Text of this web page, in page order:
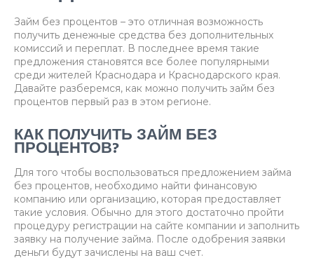
Займ без процентов – это отличная возможность
получить денежные средства без дополнительных
комиссий и переплат. В последнее время такие
предложения становятся все более популярными
среди жителей Краснодара и Краснодарского края.
Давайте разберемся, как можно получить займ без
процентов первый раз в этом регионе.
КАК ПОЛУЧИТЬ ЗАЙМ БЕЗ
ПРОЦЕНТОВ?
Для того чтобы воспользоваться предложением займа
без процентов, необходимо найти финансовую
компанию или организацию, которая предоставляет
такие условия. Обычно для этого достаточно пройти
процедуру регистрации на сайте компании и заполнить
заявку на получение займа. После одобрения заявки
деньги будут зачислены на ваш счет.